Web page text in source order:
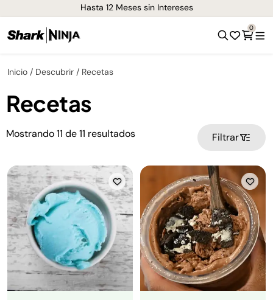
Hasta 12 Meses sin Intereses
0
Inicio Descubrir Recetas
Recetas
Mostrando11 de11 resultados Filtrar